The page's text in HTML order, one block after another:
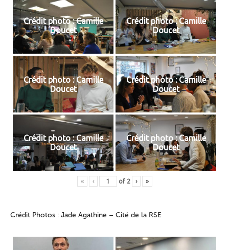
Crédit photo : Camille
Doucet
Crédit photo : Camille
Doucet
Crédit photo : Camille
Doucet
Crédit photo : Camille
Doucet
Crédit photo : Camille
Doucet
Crédit photo : Camille
Doucet
« ‹ of 2 › »
Crédit Photos : Jade Agathine – Cité de la RSE